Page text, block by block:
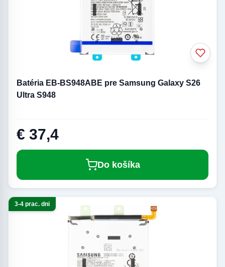
Batéria EB-BS948ABE pre Samsung Galaxy S26
Ultra S948
€ 37,4
Do košíka
3-4 prac. dni